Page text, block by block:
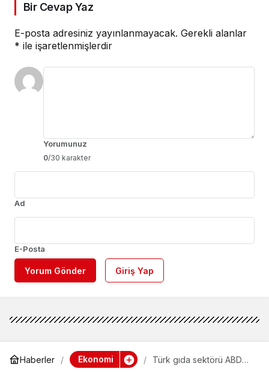
Bir Cevap Yaz
E-posta adresiniz yayınlanmayacak. Gerekli alanlar
* ile işaretlenmişlerdir
Yorumunuz
0/30 karakter
Ad
E-Posta
Yorum Gönder Giriş Yap
Haberler Ekonomi
Türk gıda sektörü ABD